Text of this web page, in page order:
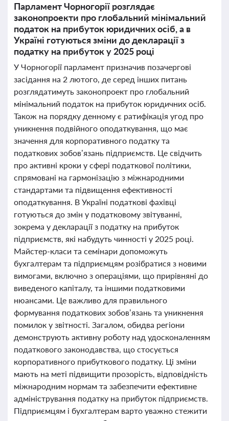
Парламент Чорногорії розглядає
законопроекти про глобальний мінімальний
податок на прибуток юридичних осіб, а в
Україні готуються зміни до декларації з
податку на прибуток у 2025 році
У Чорногорії парламент призначив позачергові
засідання на 2 лютого, де серед інших питань
розглядатимуть законопроект про глобальний
мінімальний податок на прибуток юридичних осіб.
Також на порядку денному є ратифікація угод про
уникнення подвійного оподаткування, що має
значення для корпоративного податку та
податкових зобов’язань підприємств. Це свідчить
про активні кроки у сфері податкової політики,
спрямовані на гармонізацію з міжнародними
стандартами та підвищення ефективності
оподаткування. В Україні податкові фахівці
готуються до змін у податковому звітуванні,
зокрема у декларації з податку на прибуток
підприємств, які набудуть чинності у 2025 році.
Майстер-класи та семінари допоможуть
бухгалтерам та підприємцям розібратися з новими
вимогами, включно з операціями, що прирівняні до
виведеного капіталу, та іншими податковими
нюансами. Це важливо для правильного
формування податкових зобов’язань та уникнення
помилок у звітності. Загалом, обидва регіони
демонструють активну роботу над удосконаленням
податкового законодавства, що стосується
корпоративного прибуткового податку. Ці зміни
мають на меті підвищити прозорість, відповідність
міжнародним нормам та забезпечити ефективне
адміністрування податку на прибуток підприємств.
Підприємцям і бухгалтерам варто уважно стежити